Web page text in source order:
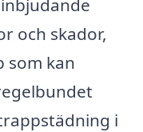
och skador,
som kan
i